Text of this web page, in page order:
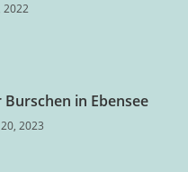
2022
Burschen in Ebensee
2023